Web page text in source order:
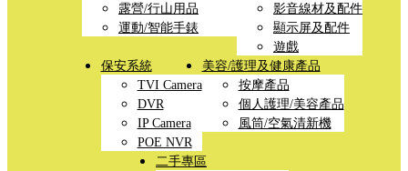
露營/行山用品
運動/智能手錶
影音線材及配件
顯示屏及配件
遊戲
保安系統
TVI Camera
DVR
IP Camera
POE NVR
美容/護理及健康產品
按摩產品
個人護理/美容產品
風筒/空氣清新機
二手專區